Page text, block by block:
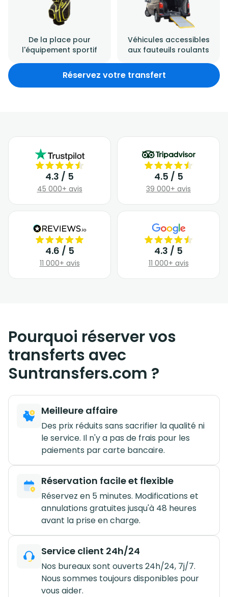
De la place pour
l'équipement sportif
Véhicules accessibles
aux fauteuils roulants
Réservez votre transfert
4.3 / 5
45 000+ avis
4.5 / 5
39 000+ avis
4.6 / 5
11 000+ avis
4.3 / 5
11 000+ avis
Pourquoi réserver vos
transferts avec
Suntransfers.com ?
Meilleure affaire
Des prix réduits sans sacrifier la qualité ni
le service. Il n'y a pas de frais pour les
paiements par carte bancaire.
Réservation facile et flexible
Réservez en 5 minutes. Modifications et
annulations gratuites jusqu'à 48 heures
avant la prise en charge.
Service client 24h/24
Nos bureaux sont ouverts 24h/24, 7j/7.
Nous sommes toujours disponibles pour
vous aider.